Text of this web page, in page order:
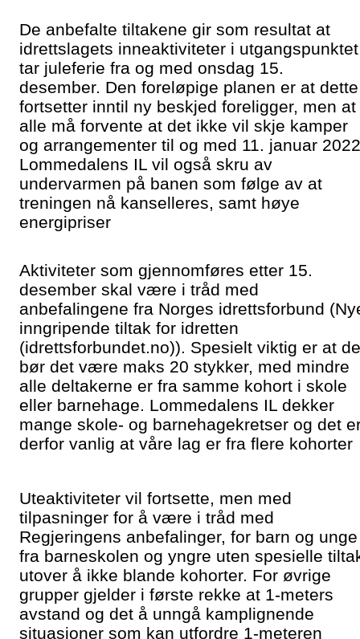
De anbefalte tiltakene gir som resultat at
idrettslagets inneaktiviteter i utgangspunktet
tar juleferie fra og med onsdag 15.
desember. Den foreløpige planen er at dette
fortsetter inntil ny beskjed foreligger, men at
alle må forvente at det ikke vil skje kamper
og arrangementer til og med 11. januar
Lommedalens IL vil også skru av
undervarmen på banen som følge av at
treningen nå kanselleres, samt høye
energipriser
Aktiviteter som gjennomføres etter 15.
desember skal være i tråd med
anbefalingene fra Norges idrettsforbund
inngripende tiltak for idretten
(idrettsforbundet.no)). Spesielt viktig er at
bør det være maks 20 stykker, med mindre
alle deltakerne er fra samme kohort i skole
eller barnehage. Lommedalens IL dekker
mange skole- og barnehagekretser og det
derfor vanlig at våre lag er fra flere kohorter
Uteaktiviteter vil fortsette, men med
tilpasninger for å være i tråd med
Regjeringens anbefalinger, for barn og unge
fra barneskolen og yngre uten spesielle
utover å ikke blande kohorter. For øvrige
grupper gjelder i første rekke at 1-meters
avstand og det å unngå kamplignende
situasjoner som kan utfordre 1-meteren